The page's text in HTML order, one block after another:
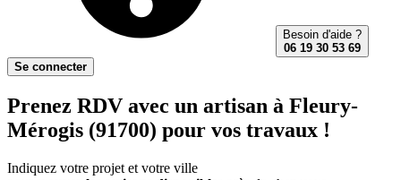
Besoin d'aide ?
06 19 30 53 69
Se connecter
Prenez RDV avec un artisan à Fleury-
Mérogis (91700) pour vos travaux !
Indiquez votre projet et votre ville